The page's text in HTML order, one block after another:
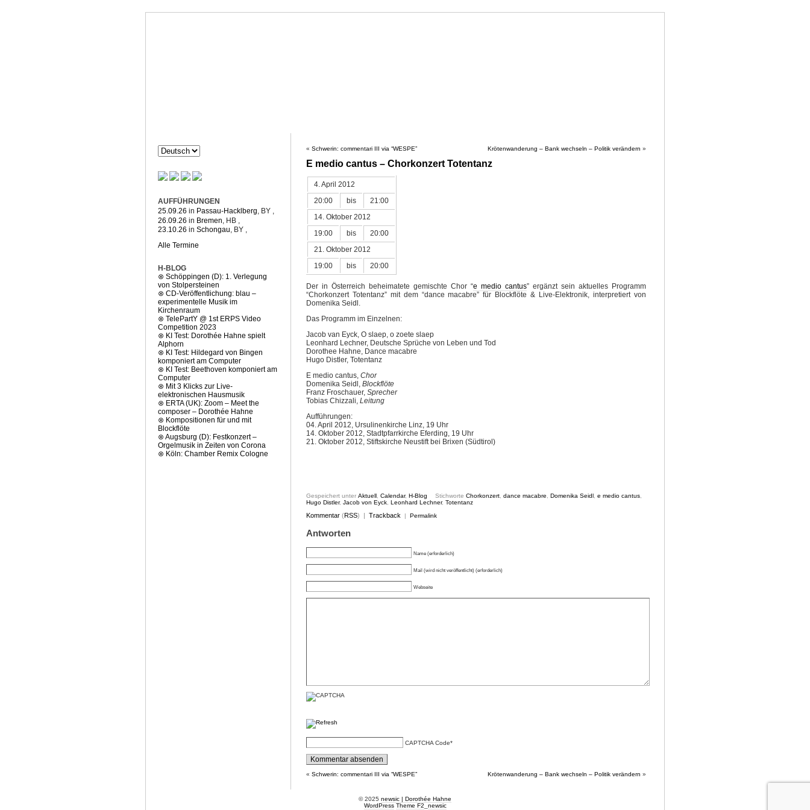
« Schwerin: commentari III via “WESPE” Krötenwanderung – Bank wechseln – Politik verändern »
E medio cantus – Chorkonzert Totentanz
4. April 2012
20:00
bis
21:00
14. Oktober 2012
19:00
bis
20:00
21. Oktober 2012
19:00
bis 20:00
Der in Österreich beheimatete gemischte Chor “e medio cantus” ergänzt sein aktuelles Programm
“Chorkonzert Totentanz” mit dem “dance macabre” für Blockflöte & Live-Elektronik, interpretiert von
Domenika Seidl.
Das Programm im Einzelnen:
Jacob van Eyck, O slaep, o zoete slaep
Leonhard Lechner, Deutsche Sprüche von Leben und Tod
Dorothee Hahne, Dance macabre
Hugo Distler, Totentanz
E medio cantus, Chor
Domenika Seidl, Blockflöte
Franz Froschauer, Sprecher
Tobias Chizzali, Leitung
Aufführungen:
04. April 2012, Ursulinenkirche Linz, 19 Uhr
14. Oktober 2012, Stadtpfarrkirche Eferding, 19 Uhr
21. Oktober 2012, Stiftskirche Neustift bei Brixen (Südtirol)
Gespeichert unter Aktuell, Calendar, H-Blog Stichworte Chorkonzert, dance macabre Domenika Seidl, e medio cantus,
Hugo Distler, Jacob von Eyck, Leonhard Lechner, Totentanz
Kommentar(RSS) | Trackback | Permalink
Antworten
Name (erforderlich)
Mail (wird nicht veröffentlicht) (erforderlich)
Webseite
CAPTCHA Code*
« Schwerin: commentari III via “WESPE” Krötenwanderung – Bank wechseln – Politik verändern »
AUFFÜHRUNGEN
25.09.26 in Passau-Hacklberg , BY
26.09.26 in Bremen , HB
23.10.26 in Schongau, BY ,
Alle Termine
H-BLOG
⊗ Schöppingen (D): 1. Verlegung
von Stolpersteinen
⊗ CD-Veröffentlichung: blau –
experimentelle Musik im
Kirchenraum
⊗ TelePartY @ 1st ERPS Video
Competition 2023
⊗ KI Test: Dorothée Hahne spielt
Alphorn
⊗ KI Test: Hildegard von Bingen
komponiert am Computer
⊗ KI Test: Beethoven komponiert am
Computer
⊗ Mit 3 Klicks zur Live-
elektronischen Hausmusik
⊗ ERTA (UK): Zoom – Meet the
composer – Dorothée Hahne
⊗ Kompositionen für und mit
Blockflöte
⊗ Augsburg (D): Festkonzert –
Orgelmusik in Zeiten von Corona
⊗ Köln: Chamber Remix Cologne
© 2025 newsic | Dorothée Hahne
WordPress Theme F2 newsic